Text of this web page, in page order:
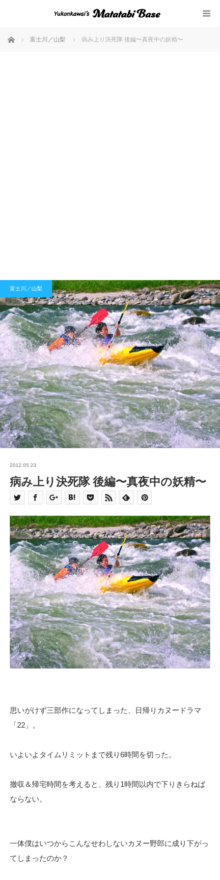
ホーム 富士川／山梨 病み上り決死隊 後編〜真夜中の妖精〜
富士川／山梨
2012.05.23
病み上り決死隊 後編〜真夜中の妖精〜
思いがけず三部作になってしまった、日帰りカヌードラマ
「22」。
いよいよタイムリミットまで残り6時間を切った。
撤収＆帰宅時間を考えると、残り1時間以内で下りきらねば
ならない。
一体僕はいつからこんなせわしないカヌー野郎に成り下がっ
てしまったのか？